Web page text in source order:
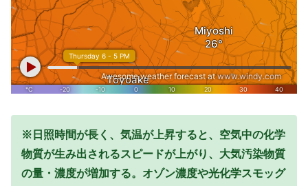
※日照時間が長く、気温が上昇すると、空気中の化学
物質が生み出されるスピードが上がり、大気汚染物質
の量・濃度が増加する。オゾン濃度や光化学スモッグ